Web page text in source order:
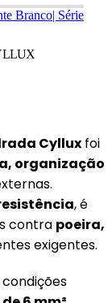
Branco| Série
Cyllux foi
organização
, é
contra poeira,
exigentes.